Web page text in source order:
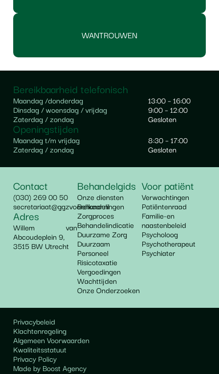
WANTROUWEN
Bereikbaarheid telefonisch
Maandag /donderdag
Dinsdag / woensdag / vrijdag
Zaterdag / zondag
13:00 – 16:00
9:00 – 12:00
Gesloten
Openingstijden
Maandag t/m vrijdag
Zaterdag / zondag
8:30 – 17:00
Gesloten
Contact
(030) 269 00 50
secretariaat@ggzvoorelkaar.nl
Adres
Willem van
Abcoudeplein 9,
3515 BW Utrecht
Behandelgids
Onze diensten
Behandelingen
Zorgproces
Behandelindicatie
Duurzame Zorg
Duurzaam
Personeel
Risicotaxatie
Vergoedingen
Wachttijden
Onze Onderzoeken
Voor patiënt
Verwachtingen
Patiëntenraad
Familie-en
naastenbeleid
Psycholoog
Psychotherapeut
Psychiater
Privacybeleid
Klachtenregeling
Algemeen Voorwaarden
Kwaliteitsstatuut
Privacy Policy
Made by Boost Agency